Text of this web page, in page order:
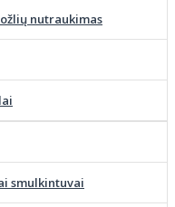
nutraukimas
smulkintuvai